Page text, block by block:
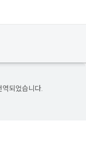
역되었습니다.